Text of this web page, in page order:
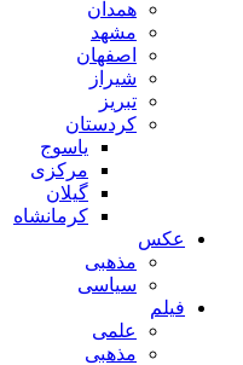
همدان
مشهد
اصفهان
شیراز
تبریز
کردستان
یاسوج
مرکزی
گیلان
کرمانشاه
عکس
مذهبی
سیاسی
فیلم
علمی
مذهبی